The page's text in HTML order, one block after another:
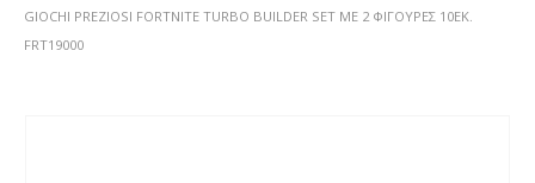
GIOCHI PREZIOSI FORTNITE TURBO BUILDER SET ΜΕ 2 ΦΙΓΟΎΡΕΣ 10ΕΚ.
FRT19000